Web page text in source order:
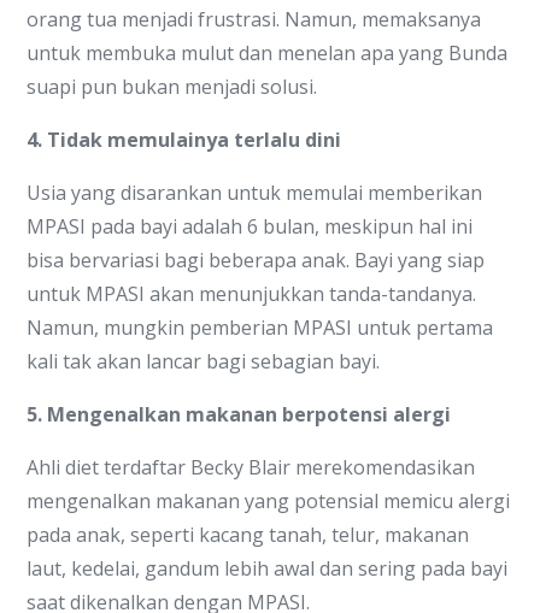
orang tua menjadi frustrasi. Namun, memaksanya
untuk membuka mulut dan menelan apa yang Bunda
suapi pun bukan menjadi solusi.
4. Tidak memulainya terlalu dini
Usia yang disarankan untuk memulai memberikan
MPASI pada bayi adalah 6 bulan, meskipun hal ini
bisa bervariasi bagi beberapa anak. Bayi yang siap
untuk MPASI akan menunjukkan tanda-tandanya.
Namun, mungkin pemberian MPASI untuk pertama
kali tak akan lancar bagi sebagian bayi.
5. Mengenalkan makanan berpotensi alergi
Ahli diet terdaftar Becky Blair merekomendasikan
mengenalkan makanan yang potensial memicu alergi
pada anak, seperti kacang tanah, telur, makanan
laut, kedelai, gandum lebih awal dan sering pada bayi
saat dikenalkan dengan MPASI.